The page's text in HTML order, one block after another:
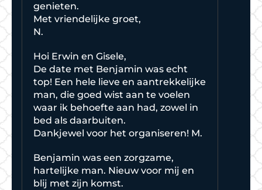
genieten.
Met vriendelijke groet,
N.
Hoi Erwin en Gisele,
De date met Benjamin was echt
top! Een hele lieve en aantrekkelijke
man, die goed wist aan te voelen
waar ik behoefte aan had, zowel in
bed als daarbuiten.
Dankjewel voor het organiseren! M.
Benjamin was een zorgzame,
hartelijke man. Nieuw voor mij en
blij met zijn komst.